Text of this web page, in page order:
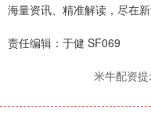
海量资讯、精准解读，尽在
责任编辑：于健 SF069
米牛配资提